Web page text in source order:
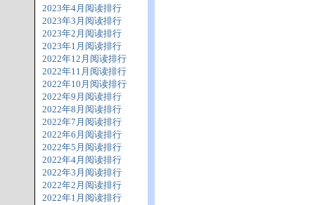
2023年4月阅读排行
2023年3月阅读排行
2023年2月阅读排行
2023年1月阅读排行
2022年12月阅读排行
2022年11月阅读排行
2022年10月阅读排行
2022年9月阅读排行
2022年8月阅读排行
2022年7月阅读排行
2022年6月阅读排行
2022年5月阅读排行
2022年4月阅读排行
2022年3月阅读排行
2022年2月阅读排行
2022年1月阅读排行